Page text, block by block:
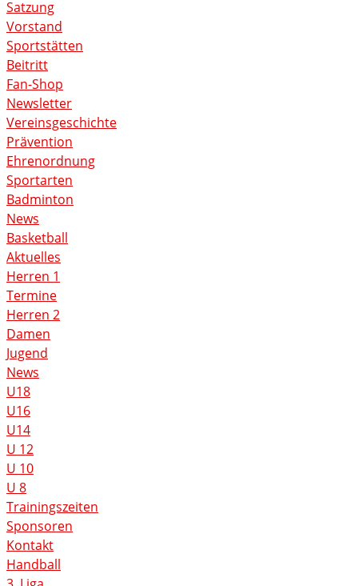
Satzung
Vorstand
Sportstätten
Beitritt
Fan-Shop
Newsletter
Vereinsgeschichte
Prävention
Ehrenordnung
Sportarten
Badminton
News
Basketball
Aktuelles
Herren 1
Termine
Herren 2
Damen
Jugend
News
U18
U16
U14
U 12
U 10
U 8
Trainingszeiten
Sponsoren
Kontakt
Handball